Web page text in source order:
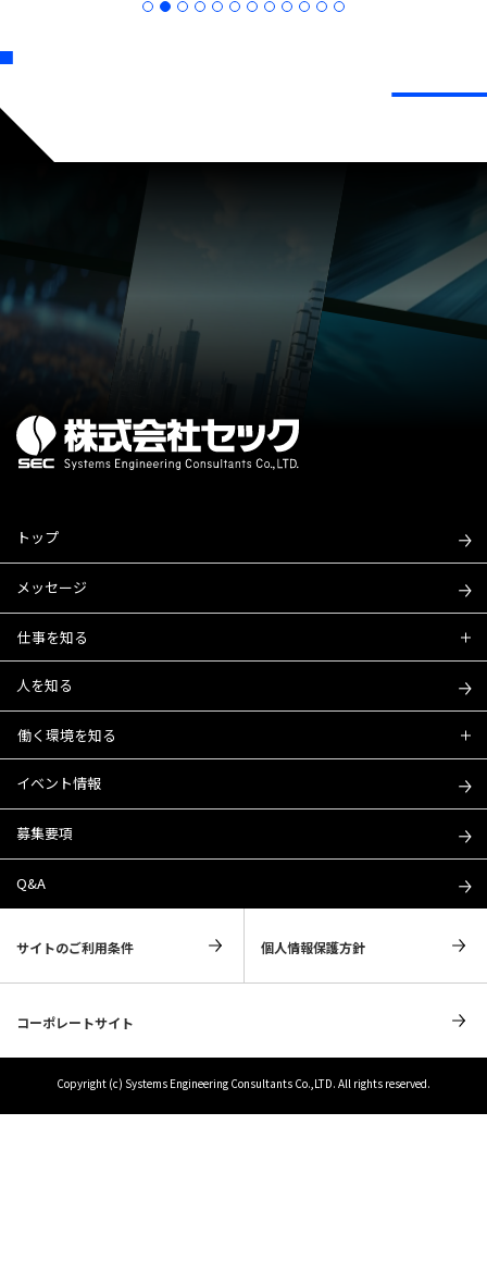
トップ
メッセージ
仕事を知る
人を知る
働く環境を知る
イベント情報
募集要項
Q&A
サイトのご利用条件 個人情報保護方針
コーポレートサイト
Copyright (c) Systems Engineering Consultants Co.,LTD. All rights reserved.